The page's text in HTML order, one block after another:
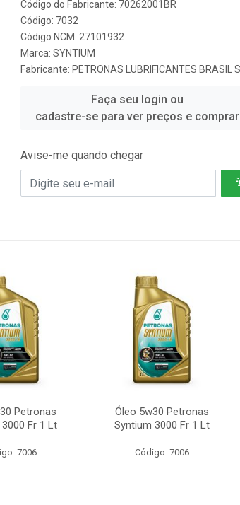
Código do Fabricante: 70262001BR
Código: 7032
Código NCM: 27101932
Marca: SYNTIUM
Fabricante: PETRONAS LUBRIFICANTES BRASIL
Faça seu login ou
cadastre-se para ver preços e comprar
Avise-me quando chegar
Petronas
Fr 1 Lt
7006
Óleo 5w30 Petronas
Syntium 3000 Fr 1 Lt
Código: 7006